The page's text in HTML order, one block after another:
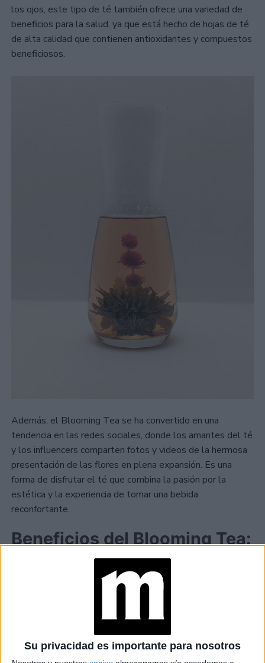
Su privacidad es importante para nosotros
los ojos, este tipo de té también ofrece una variedad de
beneficios para la salud, ya que está hecho de hojas de té
de alta calidad que contienen antioxidantes y compuestos
beneficiosos.
Además, el Blooming Tea se ha convertido en una
tendencia en las redes sociales, donde los amantes del té
y los influencers comparten fotos y videos de la hermosa
presentación de las flores en plena expansión. Es una
forma de disfrutar el té que combina la pasión por la
estética y la experiencia de tomar una bebida
reconfortante.
Beneficios del Blooming Tea: